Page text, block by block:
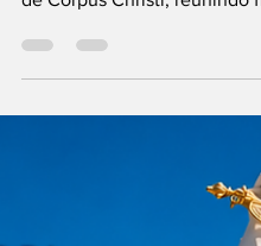
4 de junho
Caruaru vivenciará, no
de Corpus Christi, reunindo
momentos de adoração,
testemunho público da fé na